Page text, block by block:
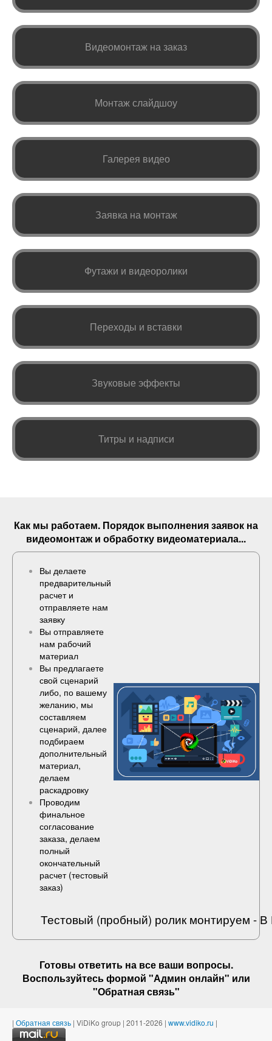
Видеомонтаж на заказ
Монтаж слайдшоу
Галерея видео
Заявка на монтаж
Футажи и видеоролики
Переходы и вставки
Звуковые эффекты
Титры и надписи
Как мы работаем. Порядок выполнениязаявок на
видеомонтаж и обработку видеоматериала...
Вы делаете
предварительный
расчет и
отправляете нам
заявку
Вы отправляете
нам рабочий
материал
Вы предлагаете
свой сценарий
либо, по вашему
желанию, мы
составляем
сценарий, далее
подбираем
дополнительный
материал,
делаем
раскадровку
Проводим
финальное
согласование
заказа, делаем
полный
окончательный
расчет (тестовый
заказ)
Тестовый (пробный) ролик монтируем -
Готовы ответить на все ваши вопросы.
Воспользуйтесь формой "Админ онлайн" или
"Обратная связь"
| Обратная связь | ViDiKo group | 2011-2026 | www.vidiko.ru |